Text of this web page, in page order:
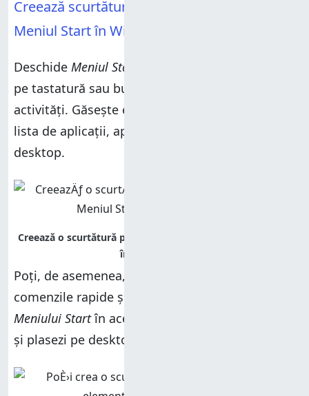
Creează scurtături pentru elementele din
Meniul Start în Windows 10
Deschide Meniul Start
pe tastatură sau butonul
activități. Găsește elementul pe care îl cauți în
lista de aplicații, apoi
desktop.
Poți, de asemenea, să apuci oricare dintre
comenzile rapide și dalele din partea dreaptă a
Meniului Startîn același mod, iar apoi, să le tragi
și plasezi pe desktop cu aceleași rezultate.